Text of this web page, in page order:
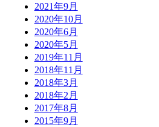
2021年9月
2020年10月
2020年6月
2020年5月
2019年11月
2018年11月
2018年3月
2018年2月
2017年8月
2015年9月